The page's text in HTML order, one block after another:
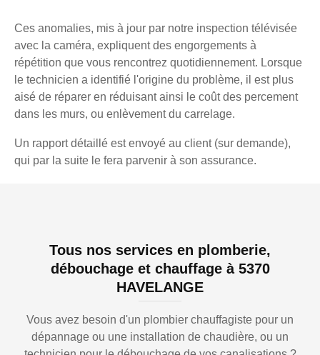
Ces anomalies, mis à jour par notre inspection télévisée
avec la caméra, expliquent des engorgements à
répétition que vous rencontrez quotidiennement. Lorsque
le technicien a identifié l'origine du problème, il est plus
aisé de réparer en réduisant ainsi le coût des percement
dans les murs, ou enlèvement du carrelage.
Un rapport détaillé est envoyé au client (sur demande),
qui par la suite le fera parvenir à son assurance.
Tous nos services en plomberie,
débouchage et chauffage à 5370
HAVELANGE
Vous avez besoin d'un plombier chauffagiste pour un
dépannage ou une installation de chaudière, ou un